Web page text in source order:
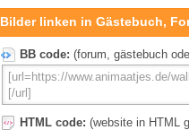
Bilder linken in Gästebuch,
BB code: (forum, gästebuch
HTML code: (website in HTML